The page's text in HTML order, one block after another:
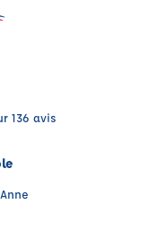
136 avis